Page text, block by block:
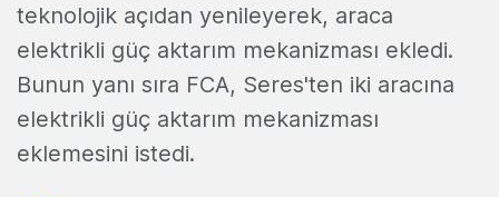
teknolojik açıdan yenileyerek, araca
elektrikli güç aktarım mekanizması ekledi.
Bunun yanı sıra FCA, Seres'ten iki aracına
elektrikli güç aktarım mekanizması
eklemesini istedi.